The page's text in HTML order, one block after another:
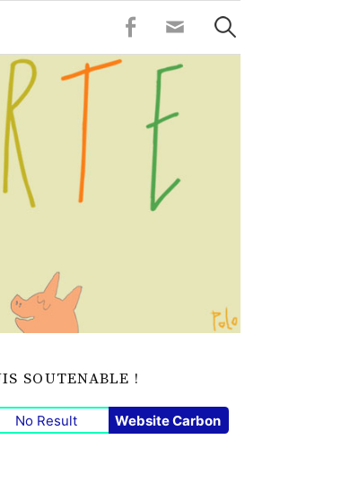
FACEBOOKCONTACT
Rechercher :
SOUTENABLE !
No Result Website Carbon